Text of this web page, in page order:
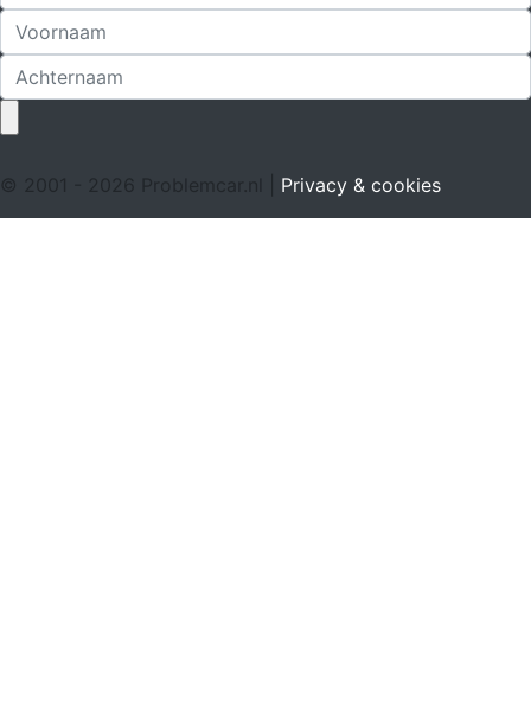
© 2001 - 2026 Problemcar.nl | Privacy & cookies